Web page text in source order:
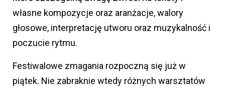
własne kompozycje oraz aranżacje, walory
głosowe, interpretację utworu oraz muzykalność i
poczucie rytmu.
Festiwalowe zmagania rozpoczną się już w
piątek. Nie zabraknie wtedy różnych warsztatów